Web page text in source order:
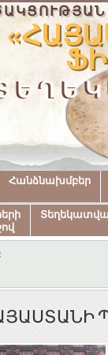
Հանձնախմբեր